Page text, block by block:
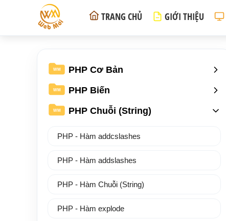
TRANG CHỦ GIỚI THIỆU
WM PHP Cơ Bản
WM PHP Biến
WM PHP Chuỗi (String)
PHP - Hàm addcslashes
PHP - Hàm addslashes
PHP - Hàm Chuỗi (String)
PHP - Hàm explode